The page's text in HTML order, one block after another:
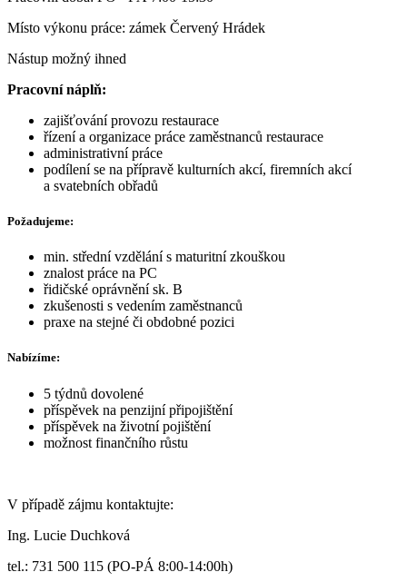
Místo výkonu práce: zámek Červený Hrádek
Nástup možný ihned
Pracovní náplň:
zajišťování provozu restaurace
řízení a organizace práce zaměstnanců restaurace
administrativní práce
podílení se na přípravě kulturních akcí, firemních akcí
a svatebních obřadů
Požadujeme:
min. střední vzdělání s maturitní zkouškou
znalost práce na PC
řidičské oprávnění sk. B
zkušenosti s vedením zaměstnanců
praxe na stejné či obdobné pozici
Nabízíme:
5 týdnů dovolené
příspěvek na penzijní připojištění
příspěvek na životní pojištění
možnost finančního růstu
V případě zájmu kontaktujte:
Ing. Lucie Duchková
tel.: 731 500 115 (PO-PÁ 8:00-14:00h)